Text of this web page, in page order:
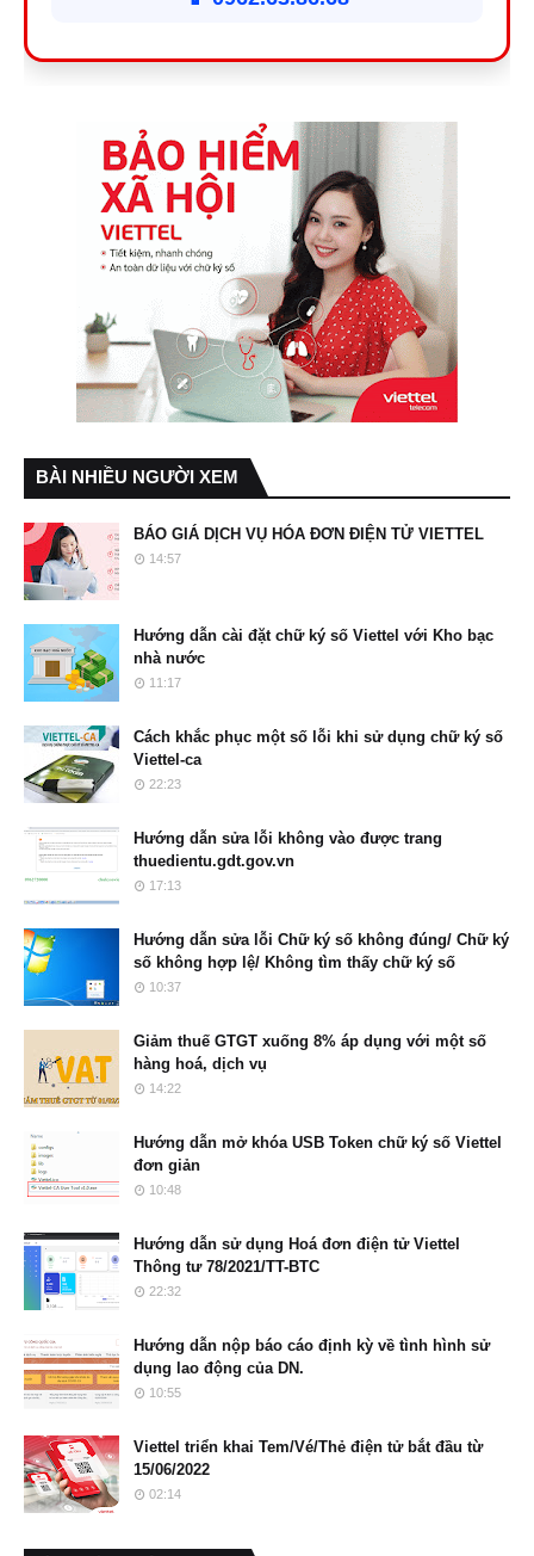
BÀI NHIỀU NGƯỜI XEM
BÁO GIÁ DỊCH VỤ HÓA ĐƠN ĐIỆN TỬ VIETTEL
14:57
Hướng dẫn cài đặt chữ ký số Viettel với Kho bạc
nhà nước
11:17
Cách khắc phục một số lỗi khi sử dụng chữ ký số
Viettel-ca
22:23
Hướng dẫn sửa lỗi không vào được trang
thuedientu.gdt.gov.vn
17:13
Hướng dẫn sửa lỗi Chữ ký số không đúng/ Chữ ký
số không hợp lệ/ Không tìm thấy chữ ký số
10:37
Giảm thuế GTGT xuống 8% áp dụng với một số
hàng hoá, dịch vụ
14:22
Hướng dẫn mở khóa USB Token chữ ký số Viettel
đơn giản
10:48
Hướng dẫn sử dụng Hoá đơn điện tử Viettel
Thông tư 78/2021/TT-BTC
22:32
Hướng dẫn nộp báo cáo định kỳ về tình hình sử
dụng lao động của DN.
10:55
Viettel triển khai Tem/Vé/Thẻ điện tử bắt đầu từ
15/06/2022
02:14